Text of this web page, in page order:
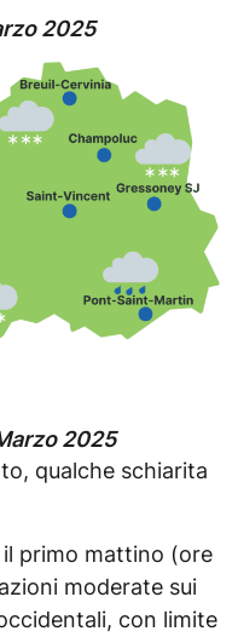
2025
2025
qualche schiarita
primo mattino (ore
moderate sui
con limite